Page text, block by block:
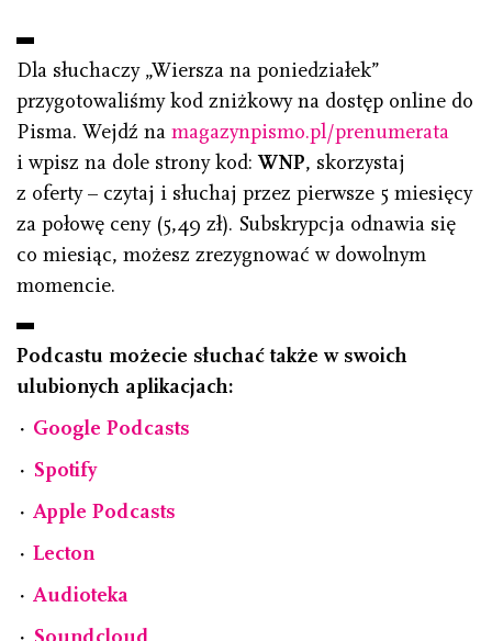
Dla słuchaczy „Wiersza na poniedziałek”
przygotowaliśmy kod zniżkowy na dostęp online do
Pisma. Wejdź na magazynpismo.pl/prenumerata
i wpisz na dole strony kod:WNP, skorzystaj
z oferty – czytaj i słuchaj przez pierwsze 5 miesięcy
za połowę ceny (5,49 zł). Subskrypcja odnawia się
co miesiąc, możesz zrezygnować w dowolnym
momencie.
Podcastu możecie słuchać także w swoich
ulubionych aplikacjach:
⋅ Google Podcasts
⋅ Spotify
⋅ Apple Podcasts
⋅ Lecton
⋅ Audioteka